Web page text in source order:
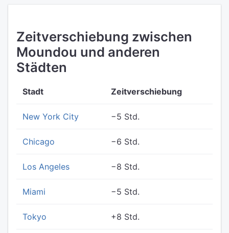
Zeitverschiebung zwischen
Moundou und anderen
Städten
Stadt Zeitverschiebung
New York City −5 Std.
Chicago −6 Std.
Los Angeles −8 Std.
Miami −5 Std.
Tokyo +8 Std.